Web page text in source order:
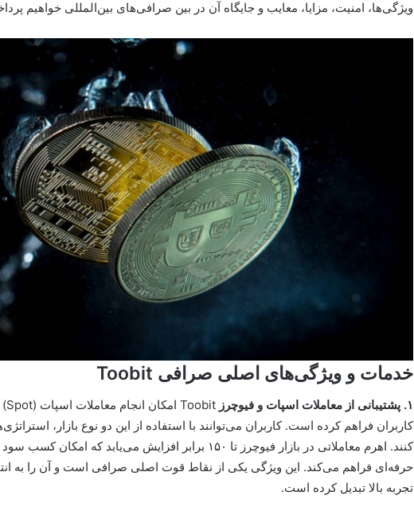
ویژگی‌ها، امنیت، مزایا، معایب و جایگاه آن در بین صرافی‌های بین‌المللی خواهیم
خدمات و ویژگی‌های اصلی صرافی Toobit
۱. پشتیبانی از معاملات اسپات و فیوچرز
کاربران فراهم کرده است. کاربران می‌توانند با استفاده از این دو نوع بازار،
کنند. اهرم معاملاتی در بازار فیوچرز تا ۱۵۰ برابر افزایش می‌یابد
حرفه‌ای فراهم می‌کند. این ویژگی یکی از نقاط قوت اصلی صرافی است و آن را به
تجربه بالا تبدیل کرده است.